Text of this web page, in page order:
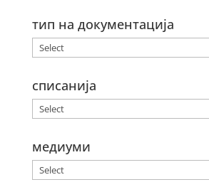
тип на документација
списанија
медиуми